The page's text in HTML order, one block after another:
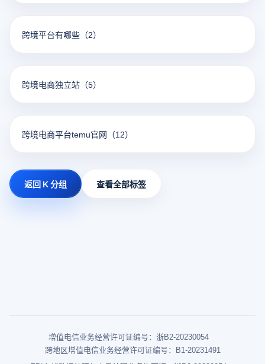
跨境平台有哪些 （2）
跨境电商独立站 （5）
跨境电商平台temu官网 （12）
返回 K 分组 查看全部标签
增值电信业务经营许可证编号：浙B2-20230054
跨地区增值电信业务经营许可证编号：B1-20231491